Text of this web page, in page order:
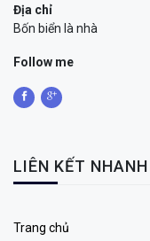
Địa chỉ
Bốn biển là nhà
Follow me
LIÊN KẾT NHANH
Trang chủ